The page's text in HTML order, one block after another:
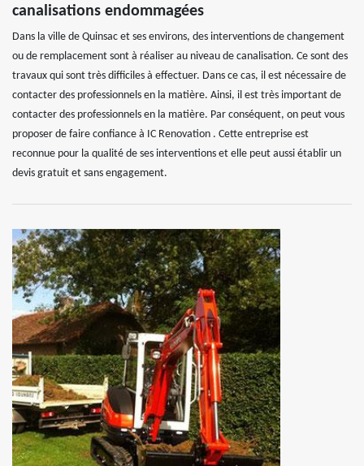
canalisations endommagées
Dans la ville de Quinsac et ses environs, des interventions de changement
ou de remplacement sont à réaliser au niveau de canalisation. Ce sont des
travaux qui sont très difficiles à effectuer. Dans ce cas, il est nécessaire de
contacter des professionnels en la matière. Ainsi, il est très important de
contacter des professionnels en la matière. Par conséquent, on peut vous
proposer de faire confiance à IC Renovation . Cette entreprise est
reconnue pour la qualité de ses interventions et elle peut aussi établir un
devis gratuit et sans engagement.